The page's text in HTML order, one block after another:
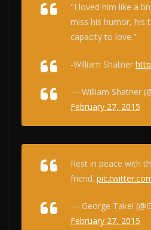
"I loved him like a
miss his humor, his
capacity to love."
-William Shatner
— William Shatner
February 27, 2015
Rest in peace with
friend.
— George Takei
February 27, 2015